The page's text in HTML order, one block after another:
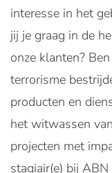
interesse in het
jij je graag in de
onze klanten?
terrorisme
producten en
het witwassen
projecten met
stagiair(e) bij